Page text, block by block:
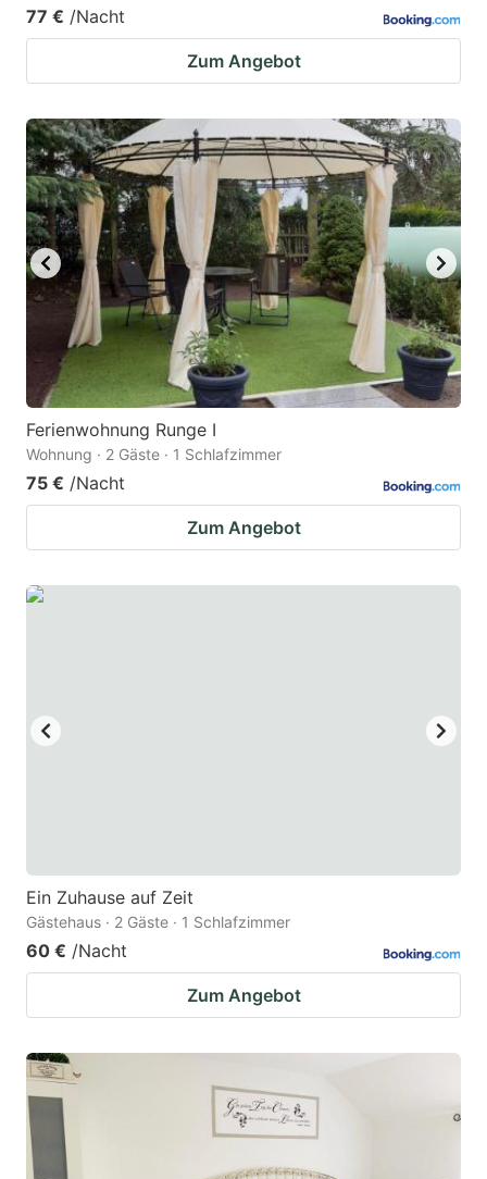
77 € /Nacht
Zum Angebot
Ferienwohnung Runge I
Wohnung · 2 Gäste · 1 Schlafzimmer
75 € /Nacht
Zum Angebot
Ein Zuhause auf Zeit
Gästehaus · 2 Gäste · 1 Schlafzimmer
60 € /Nacht
Zum Angebot